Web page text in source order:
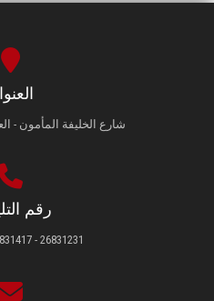
شارع الخليفة المأمون -
رقم
26831231 - 26831417 - 26831474